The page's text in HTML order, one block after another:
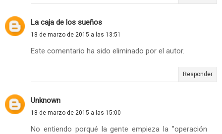
La caja de los sueños
18 de marzo de 2015 a las 13:51
Este comentario ha sido eliminado por el autor.
Responder
Unknown
18 de marzo de 2015 a las 15:00
No entiendo porqué la gente empieza la "operación